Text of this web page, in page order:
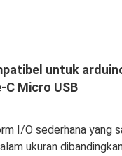
untuk
C Micro USB
I/O sederhana
ukuran